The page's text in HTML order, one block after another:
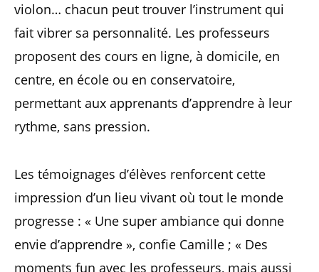
violon… chacun peut trouver l’instrument qui
fait vibrer sa personnalité. Les professeurs
proposent des cours en ligne, à domicile, en
centre, en école ou en conservatoire,
permettant aux apprenants d’apprendre à leur
rythme, sans pression.
Les témoignages d’élèves renforcent cette
impression d’un lieu vivant où tout le monde
progresse : « Une super ambiance qui donne
envie d’apprendre », confie Camille ; « Des
moments fun avec les professeurs, mais aussi